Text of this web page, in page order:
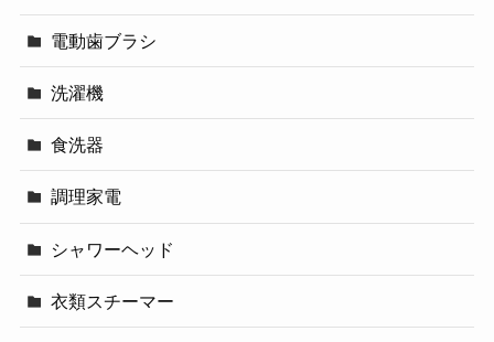
電動歯ブラシ
洗濯機
食洗器
調理家電
シャワーヘッド
衣類スチーマー